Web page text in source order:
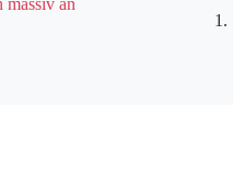
massiv an
1.